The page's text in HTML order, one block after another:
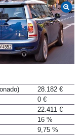
28.182 €
0 €
22.411 €
16 %
9,75 %